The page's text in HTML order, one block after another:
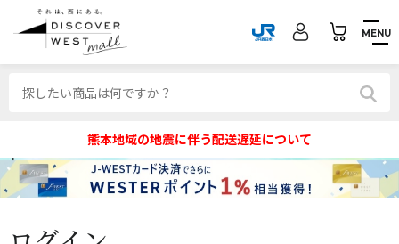
MENU
熊本地域の地震に伴う配送遅延について